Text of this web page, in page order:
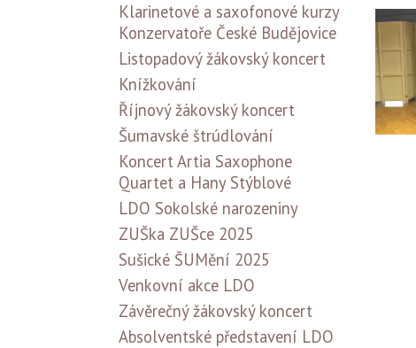
Klarinetové a saxofonové kurzy
Konzervatoře České Budějovice
Listopadový žákovský koncert
Knížkování
Říjnový žákovský koncert
Šumavské štrúdlování
Koncert Artia Saxophone
Quartet a Hany Stýblové
LDO Sokolské narozeniny
ZUŠka ZUŠce 2025
Sušické ŠUMění 2025
Venkovní akce LDO
Závěrečný žákovský koncert
Absolventské představení LDO